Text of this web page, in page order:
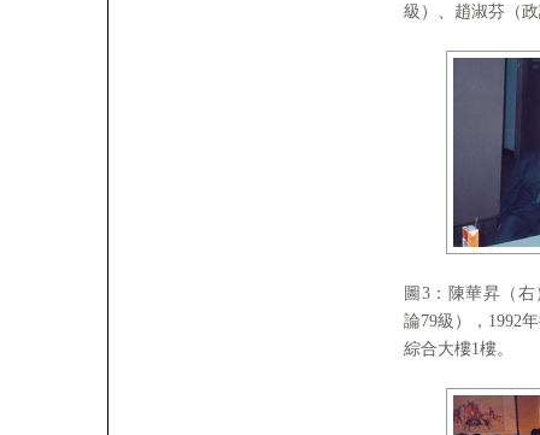
級）、趙淑芬（
圖3：陳華昇（
論79級），1992
綜合大樓1樓。